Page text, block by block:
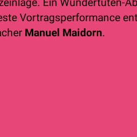
Vortragsperformance
Manuel Maidorn.